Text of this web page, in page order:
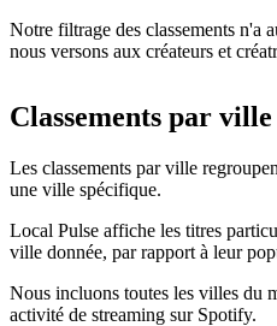
Notre filtrage des classements n'a
nous versons aux créateurs et
Classements par ville
Les classements par ville
une ville spécifique.
Local Pulse affiche les titres
ville donnée, par rapport à leur
Nous incluons toutes les villes du
activité de streaming sur Spotify.